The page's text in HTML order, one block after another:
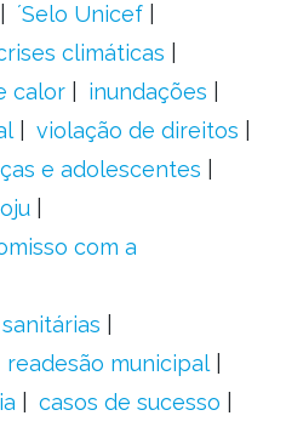
´Selo Unicef
climáticas
calor
inundações
violação de direitos
e adolescentes
com a
readesão municipal
casos de sucesso